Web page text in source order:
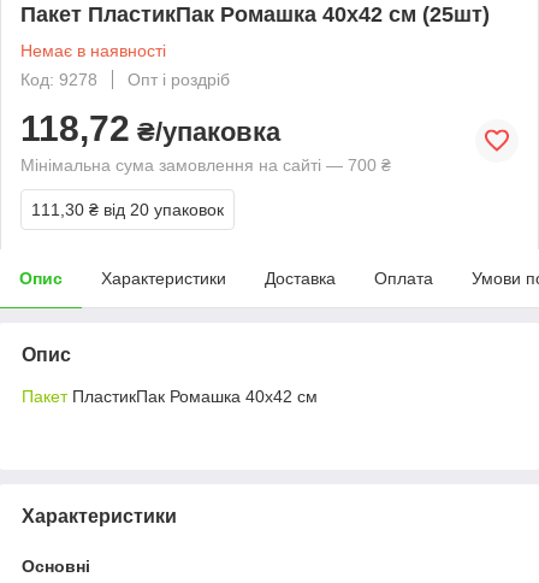
Пакет ПластикПак Ромашка 40х42 см (25шт)
Немає в наявності
Код: 9278
Опт і роздріб
118,72 ₴/упаковка
Мінімальна сума замовлення на сайті — 700 ₴
111,30 ₴ від 20 упаковок
Опис Характеристики Доставка Оплата Умови
Опис
ПакетПластикПак Ромашка 40х42 см
Характеристики
Основні